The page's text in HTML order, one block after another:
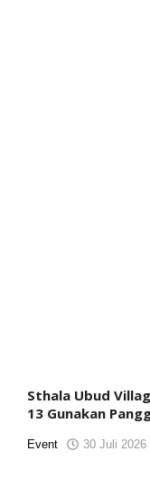
Sthala Ubud
13 Gunakan
Event 30 Juli 2026